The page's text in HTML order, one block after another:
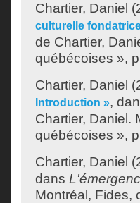
Chartier, Daniel
culturelle
de Chartier,
québécoises »,
Chartier, Daniel
Introduction »,
Chartier, Daniel .
québécoises »,
Chartier, Daniel
dans
Montréal, Fides,